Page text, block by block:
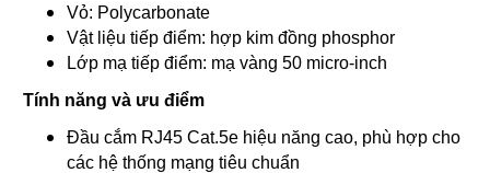
Vỏ: Polycarbonate
Vật liệu tiếp điểm: hợp kim đồng phosphor
Lớp mạ tiếp điểm: mạ vàng 50 micro-inch
Tính năng và ưu điểm
Đầu cắm RJ45 Cat.5e hiệu năng cao, phù hợp cho
các hệ thống mạng tiêu chuẩn